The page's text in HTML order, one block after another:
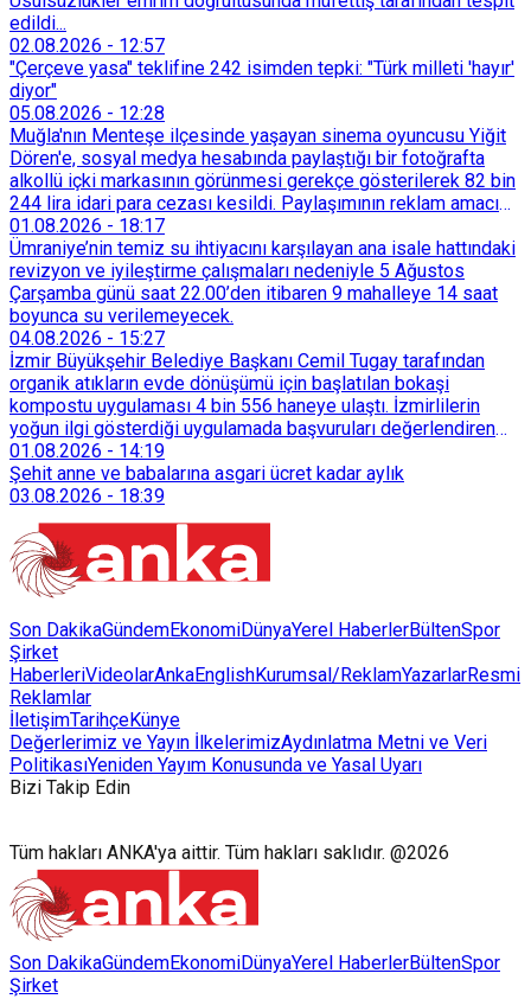
edildi...
02.08.2026 - 12:57
"Çerçeve yasa" teklifine 242 isimden tepki: "Türk milleti 'hayır'
diyor"
05.08.2026 - 12:28
Muğla'nın Menteşe ilçesinde yaşayan sinema oyuncusu Yiğit
Dören'e, sosyal medya hesabında paylaştığı bir fotoğrafta
alkollü içki markasının görünmesi gerekçe gösterilerek 82 bin
244 lira idari para cezası kesildi. Paylaşımının reklam amacı
taşımadığını savunan Dören, cezanın iptali için yargıya
başvurdu.
01.08.2026 - 18:17
Ümraniye’nin temiz su ihtiyacını karşılayan ana isale hattındaki
revizyon ve iyileştirme çalışmaları nedeniyle 5 Ağustos
Çarşamba günü saat 22.00’den itibaren 9 mahalleye 14 saat
boyunca su verilemeyecek.
04.08.2026 - 15:27
İzmir Büyükşehir Belediye Başkanı Cemil Tugay tarafından
organik atıkların evde dönüşümü için başlatılan bokaşi
kompostu uygulaması 4 bin 556 haneye ulaştı. İzmirlilerin
yoğun ilgi gösterdiği uygulamada başvuruları değerlendiren
Tarımsal Hizmetler Dairesi Başkanlığı, farklı ilçelerde toplam
128 bokaşi kompost eğitimi düzenleyerek İzmirlileri
sürdürülebilir atık yönetimi sistemine dahil etti.
01.08.2026 - 14:19
Şehit anne ve babalarına asgari ücret kadar aylık
03.08.2026 - 18:39
Son DakikaGündemEkonomiDünyaYerel HaberlerBültenSpor
Şirket
HaberleriVideolarAnkaEnglishKurumsal/ReklamYazarlarResmi
Reklamlar
İletişimTarihçeKünye
Değerlerimiz ve Yayın İlkelerimizAydınlatma Metni ve Veri
PolitikasıYeniden Yayım Konusunda ve Yasal Uyarı
Bizi Takip Edin
Tüm hakları ANKA'ya aittir. Tüm hakları saklıdır. @2026
Son DakikaGündemEkonomiDünyaYerel HaberlerBültenSpor
Şirket